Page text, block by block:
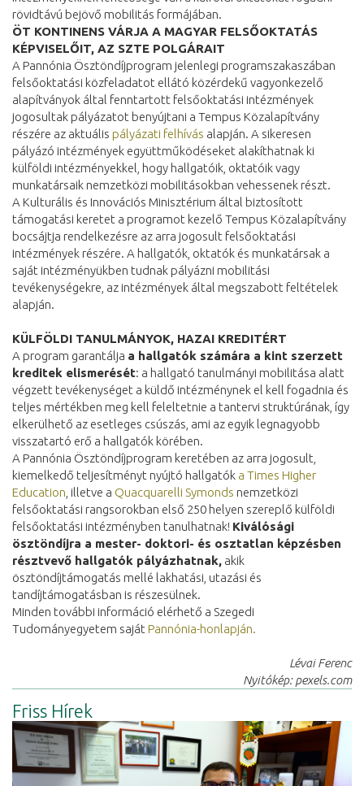
rövidtávú bejövő mobilitás formájában.
ÖT KONTINENS VÁRJA A MAGYAR FELSŐOKTATÁS
KÉPVISELŐIT, AZ SZTE POLGÁRAIT
A Pannónia Ösztöndíjprogram jelenlegi programszakaszában
felsőoktatási közfeladatot ellátó közérdekű vagyonkezelő
alapítványok által fenntartott felsőoktatási intézmények
jogosultak pályázatot benyújtani a Tempus Közalapítvány
részére az aktuális pályázati felhívás alapján. A sikeresen
pályázó intézmények együttműködéseket alakíthatnak ki
külföldi intézményekkel, hogy hallgatóik, oktatóik vagy
munkatársaik nemzetközi mobilitásokban vehessenek részt.
A Kulturális és Innovációs Minisztérium által biztosított
támogatási keretet a programot kezelő Tempus Közalapítvány
bocsájtja rendelkezésre az arra jogosult felsőoktatási
intézmények részére. A hallgatók, oktatók és munkatársak a
saját intézményükben tudnak pályázni mobilitási
tevékenységekre, az intézmények által megszabott feltételek
alapján.
KÜLFÖLDI TANULMÁNYOK, HAZAI KREDITÉRT
A program garantálja a hallgatók számára a kint szerzett
kreditek elismerését: a hallgató tanulmányi mobilitása alatt
végzett tevékenységet a küldő intézménynek el kell fogadnia és
teljes mértékben meg kell feleltetnie a tantervi struktúrának, így
elkerülhető az esetleges csúszás, ami az egyik legnagyobb
visszatartó erő a hallgatók körében.
A Pannónia Ösztöndíjprogram keretében az arra jogosult,
kiemelkedő teljesítményt nyújtó hallgatók a Times Higher
Education , illetve a Quacquarelli Symonds nemzetközi
felsőoktatási rangsorokban első 250 helyen szereplő külföldi
felsőoktatási intézményben tanulhatnak! Kiválósági
ösztöndíjra a mester- doktori- és osztatlan képzésben
résztvevő hallgatók pályázhatnak, akik
ösztöndíjtámogatás mellé lakhatási, utazási és
tandíjtámogatásban is részesülnek.
Minden további információ elérhető a Szegedi
Tudományegyetem saját Pannónia-honlapján.
Lévai Ferenc
Nyitókép: pexels.com
Friss Hírek